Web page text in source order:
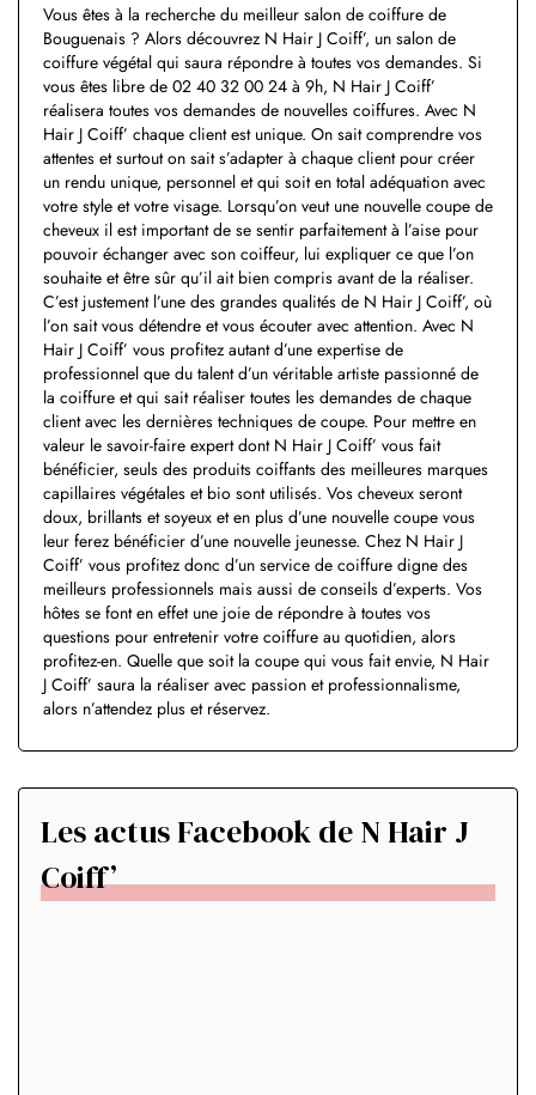
Vous êtes à la recherche du meilleur salon de coiffure de
Bouguenais ? Alors découvrez N Hair J Coiff’, un salon de
coiffure végétal qui saura répondre à toutes vos demandes. Si
vous êtes libre de 02 40 32 00 24 à 9h, N Hair J Coiff’
réalisera toutes vos demandes de nouvelles coiffures. Avec N
Hair J Coiff’ chaque client est unique. On sait comprendre vos
attentes et surtout on sait s’adapter à chaque client pour créer
un rendu unique, personnel et qui soit en total adéquation avec
votre style et votre visage. Lorsqu’on veut une nouvelle coupe de
cheveux il est important de se sentir parfaitement à l’aise pour
pouvoir échanger avec son coiffeur, lui expliquer ce que l’on
souhaite et être sûr qu’il ait bien compris avant de la réaliser.
C’est justement l’une des grandes qualités de N Hair J Coiff’, où
l’on sait vous détendre et vous écouter avec attention. Avec N
Hair J Coiff’ vous profitez autant d’une expertise de
professionnel que du talent d’un véritable artiste passionné de
la coiffure et qui sait réaliser toutes les demandes de chaque
client avec les dernières techniques de coupe. Pour mettre en
valeur le savoir-faire expert dont N Hair J Coiff’ vous fait
bénéficier, seuls des produits coiffants des meilleures marques
capillaires végétales et bio sont utilisés. Vos cheveux seront
doux, brillants et soyeux et en plus d’une nouvelle coupe vous
leur ferez bénéficier d’une nouvelle jeunesse. Chez N Hair J
Coiff’ vous profitez donc d’un service de coiffure digne des
meilleurs professionnels mais aussi de conseils d’experts. Vos
hôtes se font en effet une joie de répondre à toutes vos
questions pour entretenir votre coiffure au quotidien, alors
profitez-en. Quelle que soit la coupe qui vous fait envie, N Hair
J Coiff’ saura la réaliser avec passion et professionnalisme,
alors n’attendez plus et réservez.
Les actus Facebook de N Hair J
Coiff’